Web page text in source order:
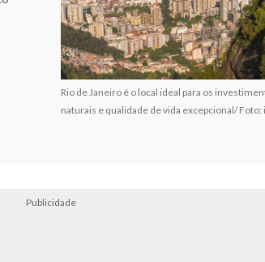
Rio de Janeiro é o local ideal para os
naturais e qualidade de vida excepcional/ Foto:
Publicidade